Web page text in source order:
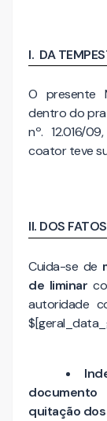
I. DA
O presente
dentro do
nº. 12.016/
coator teve
II. DOS FATOS
Cuida-se de
de liminar
autoridade
quitação